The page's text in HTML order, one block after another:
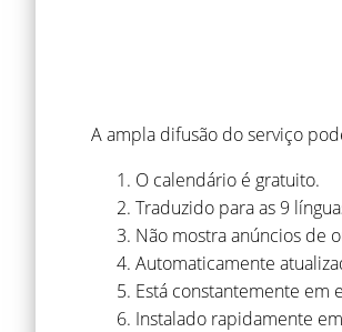
A ampla difusão do serviço
O calendário é gratuito.
Traduzido para as 9
Não mostra anúncios de
Automaticamente
Está constantemente em
Instalado rapidamente